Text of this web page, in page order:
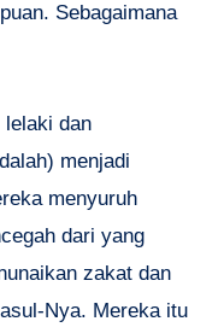
Sebagaimana
lelaki dan
menjadi
menyuruh
dari yang
zakat dan
Nya. Mereka itu